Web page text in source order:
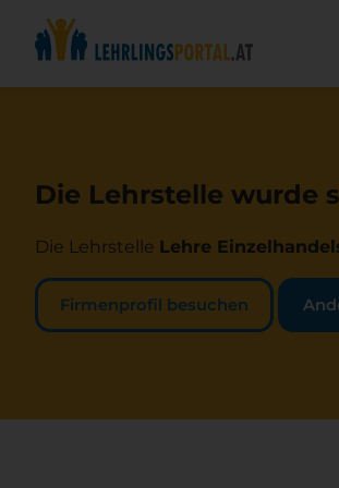
Die Lehrstelle wurde
Die Lehrstelle Lehre
Firmenprofil besuchen